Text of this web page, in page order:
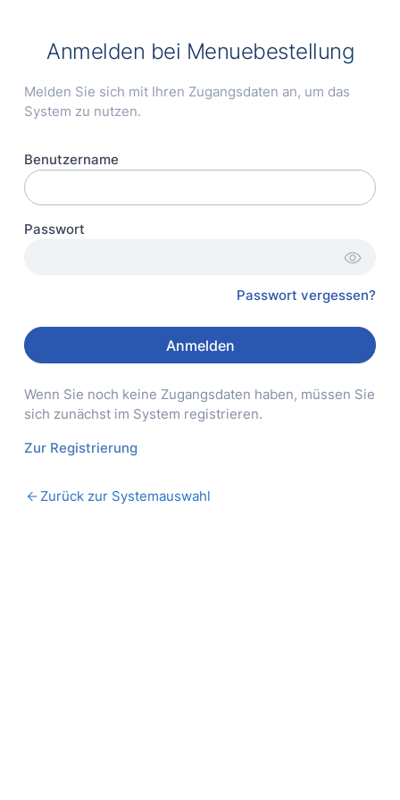
Anmelden bei Menuebestellung
Melden Sie sich mit Ihren Zugangsdaten an, um das
System zu nutzen.
Benutzername
Passwort
visibility
Passwort vergessen?
Anmelden
Wenn Sie noch keine Zugangsdaten haben, müssen Sie
sich zunächst im System registrieren.
Zur Registrierung
arrow_back Zurück zur Systemauswahl